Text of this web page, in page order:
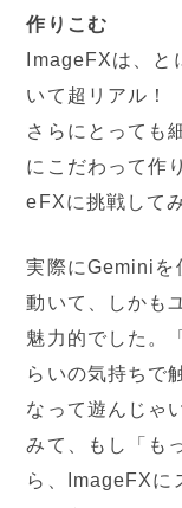
作りこむ
ImageFXは、と
いて超リアル！
さらにとっても
にこだわって作
eFXに挑戦して
実際にGeminiを
動いて、しかも
魅力的でした。
らいの気持ちで
なって遊んじゃ
みて、もし「も
ら、ImageFXに